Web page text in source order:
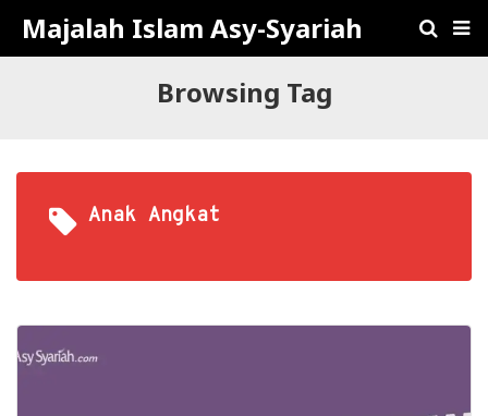
Majalah Islam Asy-Syariah
Browsing Tag
Anak Angkat